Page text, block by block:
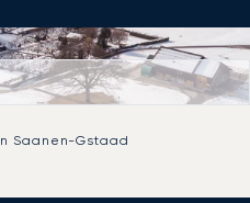
Saanen-Gstaad